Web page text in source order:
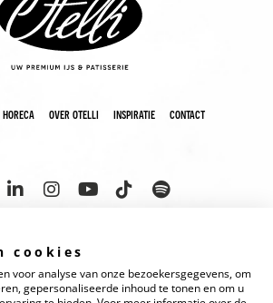
horeca over otelli inspiratie contact
disclaimer cookies privacyverklaring
cookies
voor analyse van onze bezoekersgegevens, om
gepersonaliseerde inhoud te tonen en om u